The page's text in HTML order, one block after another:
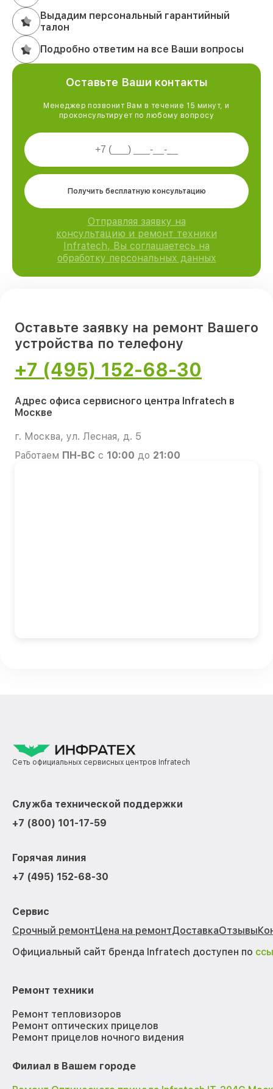
Выдадим персональный гарантийный
талон
Подробно ответим на все Ваши вопросы
Оставьте Ваши контакты
Менеджер позвонит Вам в течение 15 минут, и
проконсультирует по любому вопросу
Получить бесплатную консультацию
Отправляя заявку на
консультацию и ремонт техники
Infratech, Вы соглашаетесь на
обработку персональных данных
Оставьте заявку на ремонт Вашего
устройства по телефону
+7 (495) 152-68-30
Адрес офиса сервисного центра Infratech в
Москве
г. Москва, ул. Лесная, д. 5
Работаем ПН-ВС с 10:00 до 21:00
Сеть официальных сервисных центров Infratech
Служба технической поддержки
+7 (800) 101-17-59
Горячая линия
+7 (495) 152-68-30
Сервис
Срочный ремонтЦена на ремонтДоставкаОтзывы
Официальный сайт бренда Infratech доступен по
Ремонт техники
Ремонт тепловизоров
Ремонт оптических прицелов
Ремонт прицелов ночного видения
Филиал в Вашем городе